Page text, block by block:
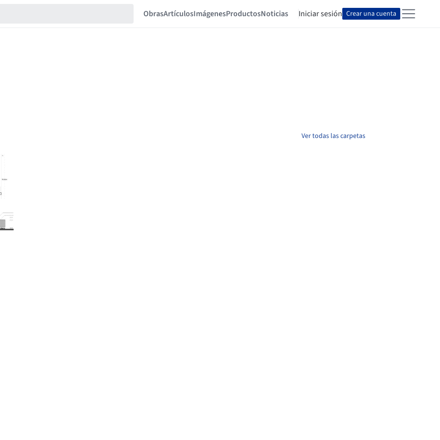
ObrasArtículosImágenesProductosNoticias Iniciar sesión Crear una cuenta
Ver todas las carpetas